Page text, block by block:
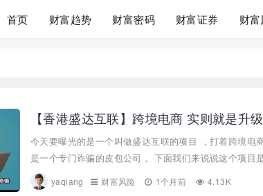
首页 财富趋势 财富密码 财富证券 财
【香港盛达互联】跨境电商 实则就是升
今天要曝光的是一个叫做盛达互联的项目 ，打着跨境
是一个专门诈骗的皮包公司 。下面我们来说说这个项目
yaqiang 财富风险 1个月前 4.13K